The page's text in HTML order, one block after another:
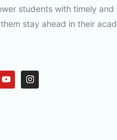
students with timely and
stay ahead in their